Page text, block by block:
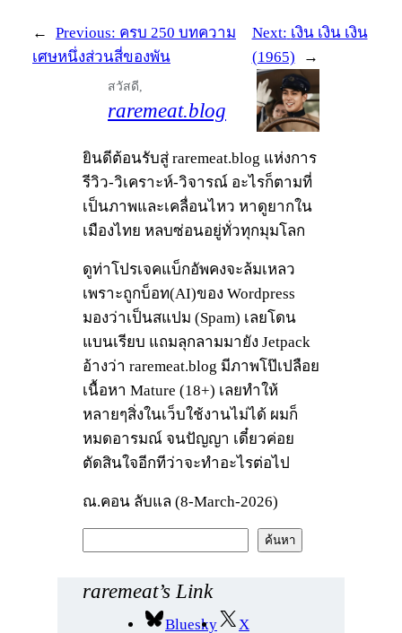
← Previous: ครบ 250 บทความ
เศษหนึ่งส่วนสี่ของพัน
Next: เงิน เงิน เงิน
(1965)
→
สวัสดี,
raremeat.blog
ยินดีต้อนรับสู่ raremeat.blog แห่งการ
รีวิว-วิเคราะห์-วิจารณ์ อะไรก็ตามที่
เป็นภาพและเคลื่อนไหว หาดูยากใน
เมืองไทย หลบซ่อนอยู่ทั่วทุกมุมโลก
ดูท่าโปรเจคแบ็กอัพคงจะล้มเหลว
เพราะถูกบ็อท(AI)ของ Wordpress
มองว่าเป็นสแปม (Spam) เลยโดน
แบนเรียบ แถมลุกลามมายัง Jetpack
อ้างว่า raremeat.blog มีภาพโป๊เปลือย
เนื้อหา Mature (18+) เลยทำให้
หลายๆสิ่งในเว็บใช้งานไม่ได้ ผมก็
หมดอารมณ์ จนปัญญา เดี๋ยวค่อย
ตัดสินใจอีกทีว่าจะทำอะไรต่อไป
ณ.คอน ลับแล (8-March-2026)
ห
ค้นหา
raremeat’s Link
Bluesky
X